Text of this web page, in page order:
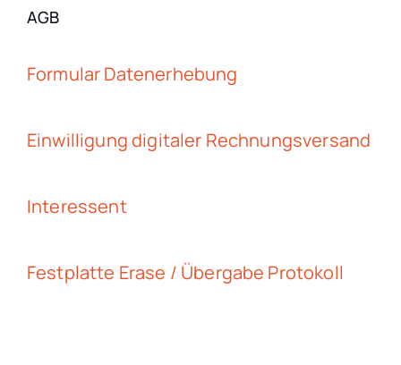
AGB
Formular Datenerhebung
Einwilligung digitaler Rechnungsversand
Interessent
Festplatte Erase / Übergabe Protokoll